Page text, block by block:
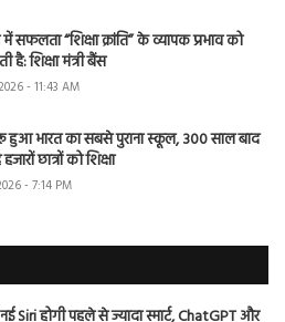
में सफलता “शिक्षा क्रांति” के व्यापक प्रभाव को
है: शिक्षा मंत्री बैंस
- 11:43 AM
हुआ भारत का सबसे पुराना स्कूल, 300 साल बाद
छात्रों को शिक्षा
- 7:14 PM